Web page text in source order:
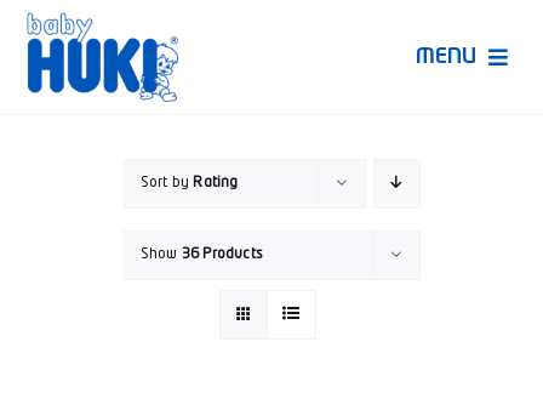
Skip
content
MENU
Sort by Rating
Show 36 Products